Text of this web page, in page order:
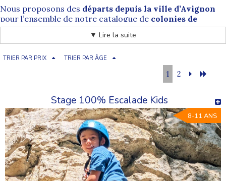
Nous proposons des départs depuis la ville d’Avignon
pour l’ensemble de notre catalogue de colonies de
vacances, accessibles en bas de page. Les familles
d’Avignon et des communes voisines peuvent ainsi
pour permettre à leurs enfants de partir en vacances
Avignon (84) : une ville majeure du sud
de la France
Avignonest une ville emblématique dusud de la France,
située dans ledépartement du Vaucluse (84), enrégion
Provence-Alpes-Côte d’Azur (PACA). Implantée au
confluent duRhôneet de laDurance, elle bénéficie d’une
▼ Lire la suite
TRIER PAR PRIX TRIER PAR ÂGE
1 2
Stage 100% Escalade Kids
8-11 ANS